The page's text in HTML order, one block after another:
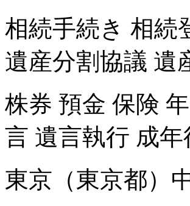
相続手続き 相続
遺産分割協議 遺
株券 預金 保険
言 遺言執行 成
東京（東京都）